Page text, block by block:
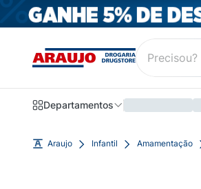
Departamentos
Araujo Infantil Amamentação